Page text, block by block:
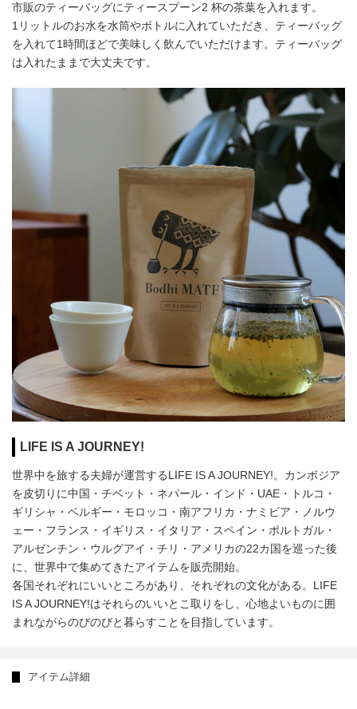
市販のティーバッグにティースプーン2 杯の茶葉を入れます。
1リットルのお水を水筒やボトルに入れていただき、ティーバッグ
を入れて1時間ほどで美味しく飲んでいただけます。ティーバッグ
は入れたままで大丈夫です。
LIFE IS A JOURNEY!
世界中を旅する夫婦が運営するLIFE IS A JOURNEY!。カンボジア
を皮切りに中国・チベット・ネパール・インド・UAE・トルコ・
ギリシャ・ベルギー・モロッコ・南アフリカ・ナミビア・ノルウ
ェー・フランス・イギリス・イタリア・スペイン・ポルトガル・
アルゼンチン・ウルグアイ・チリ・アメリカの22カ国を巡った後
に、世界中で集めてきたアイテムを販売開始。
各国それぞれにいいところがあり、それぞれの文化がある。LIFE
IS A JOURNEY!はそれらのいいとこ取りをし、心地よいものに囲
まれながらのびのびと暮らすことを目指しています。
アイテム詳細